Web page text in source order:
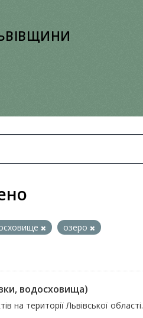
озеро
водосховища)
на території Львівської області.